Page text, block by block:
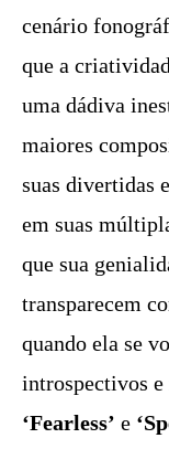
cenário
que a
uma dádiva
maiores
suas divertidas
em suas
que sua
transparecem
quando ela se
introspectivos
‘Fearless’ e